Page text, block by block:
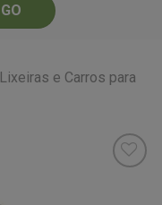
Lixeiras e Carros para